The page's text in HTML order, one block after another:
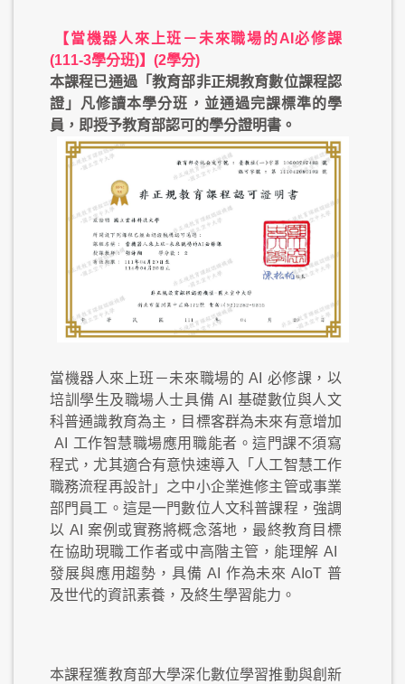
【當機器人來上班－未來職場的AI必修課
(111-3學分班)】(2學分)
本課程已通過「教育部非正規教育數位課程認
證」凡修讀本學分班，並通過完課標準的學
員，即授予教育部認可的學分證明書。
當機器人來上班－未來職場的 AI
必修課，以
培訓學生及職場人士具備 AI
基礎數位與人文
科普通識教育為主，目標客群為未來有意增加
AI
工作智慧職場應用職能者。這門課不須寫
程式，尤其適合有意快速導入「人工智慧工作
職務流程再設計」之中小企業進修主管或事業
部門員工。這是一門數位人文科普課程，強調
以 AI 案例或實務將概念落地，最終教育目標
在協助現職工作者或中高階主管，能理解 AI
發展與應用趨勢，具備 AI 作為未來 AIoT 普
及世代的資訊素養，及終生學習能力。
本課程獲教育部大學深化數位學習推動與創新